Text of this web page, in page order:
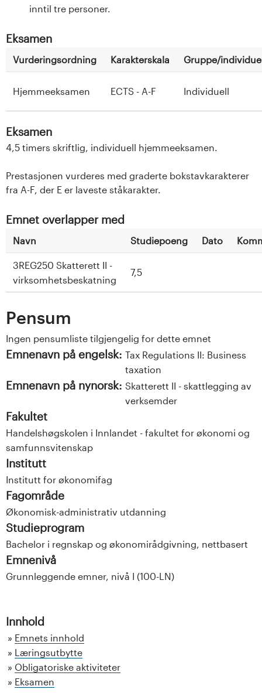
inntil tre personer.
Eksamen
Vurderingsordning Karakterskala Gruppe/
Hjemmeeksamen ECTS - A-F Individuell
Eksamen
4,5 timers skriftlig, individuell hjemmeeksamen.
Prestasjonen vurderes med graderte bokstavkarakterer
fra A-F, der E er laveste ståkarakter.
Emnet overlapper med
Navn Studiepoeng Dato
3REG250 Skatterett II -
virksomhetsbeskatning
7,5
Pensum
Ingen pensumliste tilgjengelig for dette emnet
Emnenavn på engelsk: Tax Regulations II: Business
taxation
Emnenavn på nynorsk: Skatterett II - skattlegging av
verksemder
Fakultet
Handelshøgskolen i Innlandet - fakultet for økonomi og
samfunnsvitenskap
Institutt
Institutt for økonomifag
Fagområde
Økonomisk-administrativ utdanning
Studieprogram
Bachelor i regnskap og økonomirådgivning, nettbasert
Emnenivå
Grunnleggende emner, nivå I (100-LN)
Innhold
Emnets innhold
Læringsutbytte
Obligatoriske aktiviteter
Eksamen